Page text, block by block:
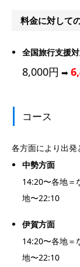
料金に対して
全国旅行支援
8,000円 ➡︎
コース
各方面により出発
中勢方面
14:20〜各地＝
地〜22:10
伊賀方面
14:20〜各地＝
地〜22:10